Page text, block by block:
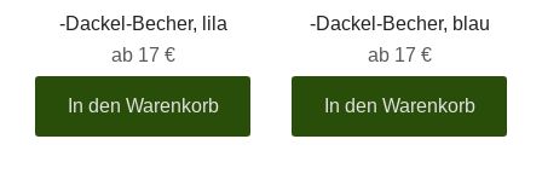
-Dackel-Becher, lila
ab 17 €
In den Warenkorb
-Dackel-Becher, blau
ab 17 €
In den Warenkorb